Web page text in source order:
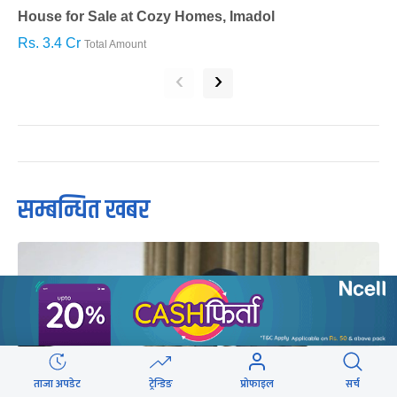
House for Sale at Cozy Homes, Imadol
Rs. 3.4 Cr Total Amount
‹ ›
सम्बन्धित खबर
ताजा अपडेट ट्रेन्डिङ प्रोफाइल सर्च